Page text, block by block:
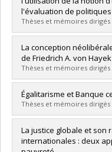
Grade :M.A.
Lien vers le document
l'évaluation de
Thèses et mémoires dirigés
Graduate :Letourneux,
Cycle :Master's
Grade :M.A.
Lien vers le document
La conception
de Friedrich A. von
Thèses et mémoires dirigés
Graduate :Jalbert,
Cycle : Master's
Grade :M.A.
Lien vers le document
Égalitarisme et Banque
Thèses et mémoires dirigés
Graduate :Brien,
Cycle :Master's
La justice globale et son
internationales : deux